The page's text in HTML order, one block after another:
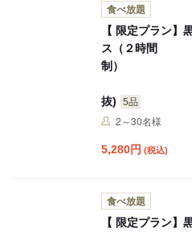
食べ放題
【 限定プラン】
ス（２時間
感謝価格
抜)
5品
2～30名様
5,280円 (税込)
食べ放題
【 限定プラン】